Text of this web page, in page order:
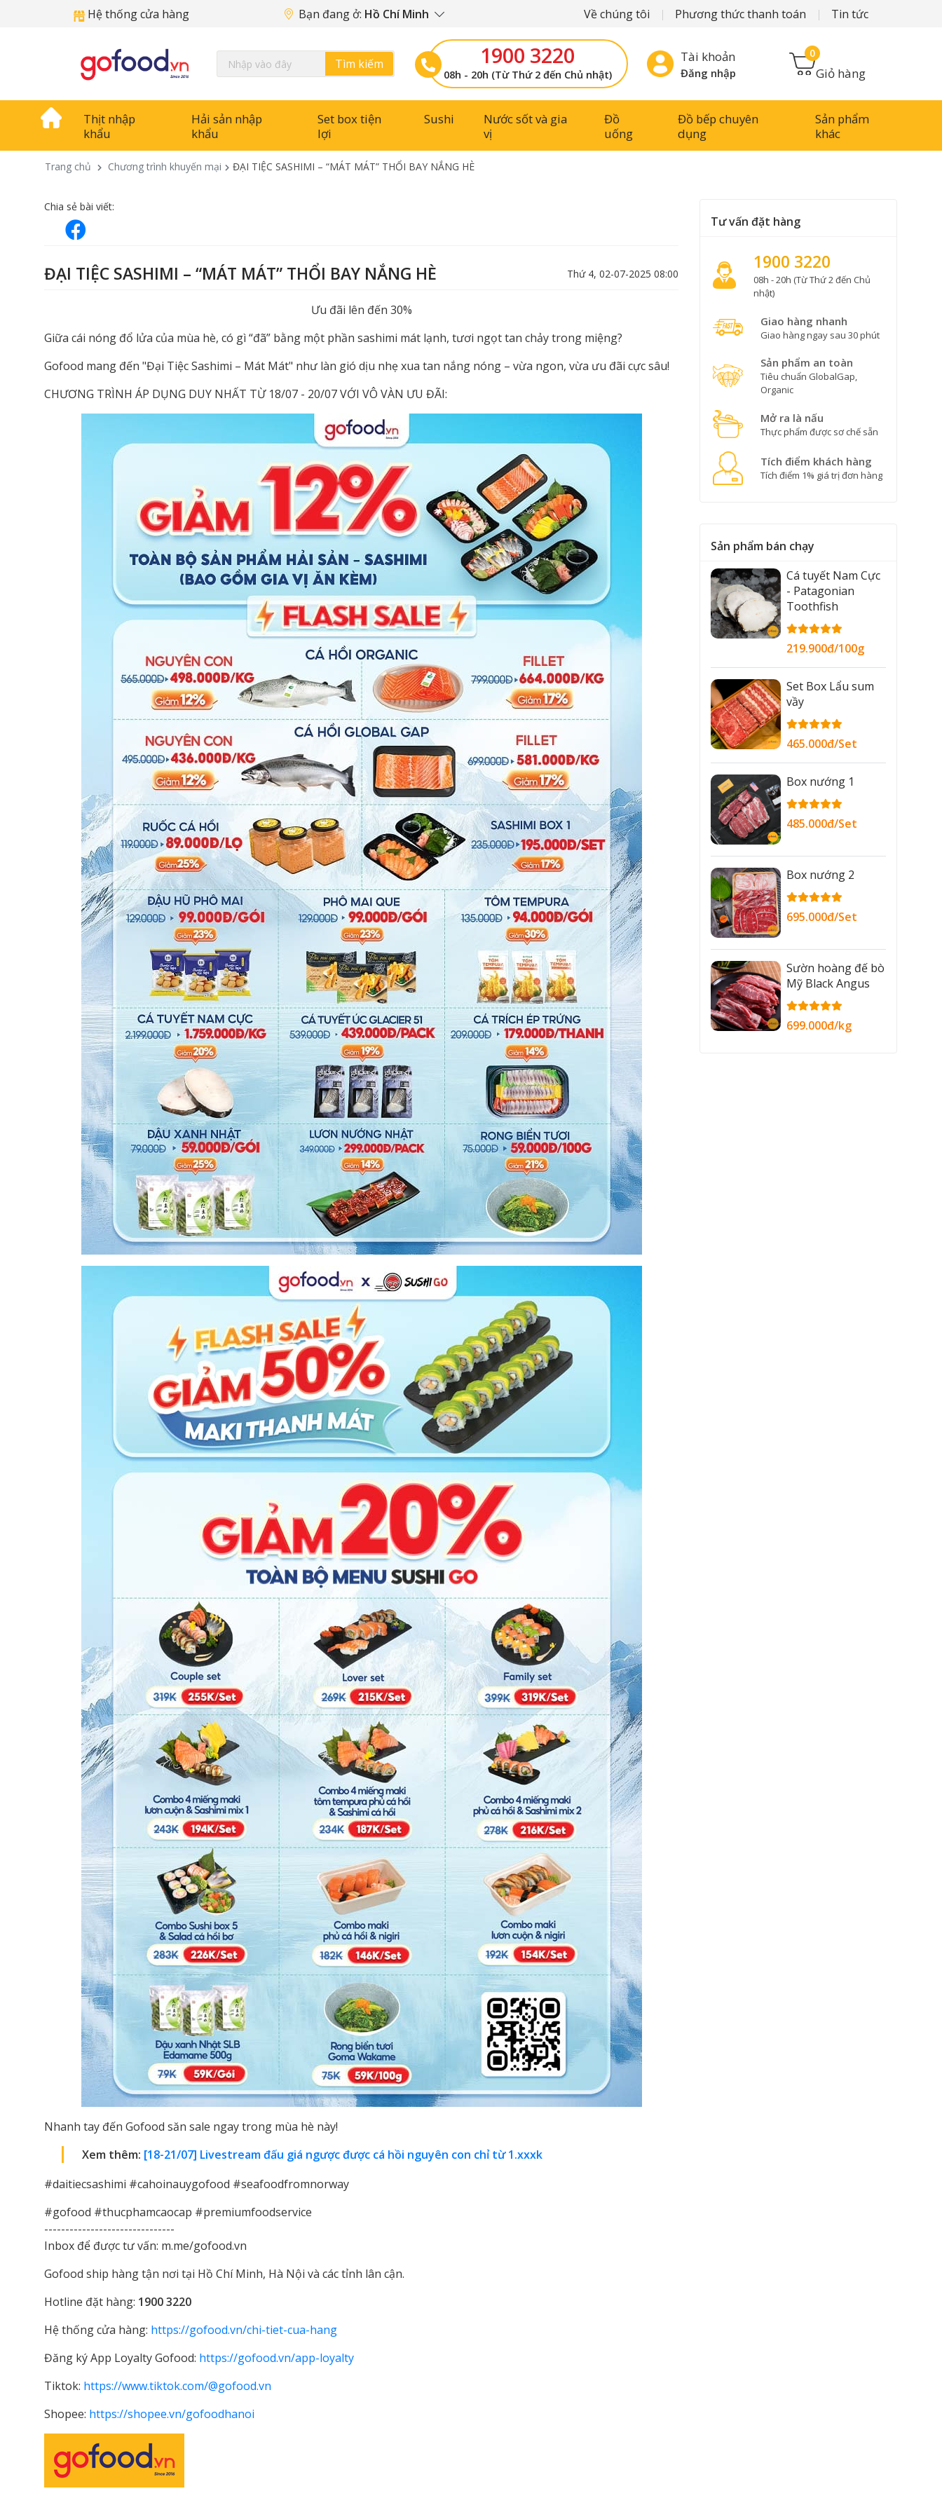
Hệ thống cửa hàng Bạn đang ở: Hồ Chí Minh Về chúng tôi Phương thức thanh toán Tin tức
Tìm kiếm 1900 3220
08h - 20h (Từ Thứ 2 đến Chủ nhật)
Tài khoản
Đăng nhập Giỏ hàng
0
Thịt nhập
khẩu
Hải sản nhập
khẩu
Set box tiện
lợi
Sushi
Nước sốt và gia
vị
Đồ
uống
Đồ bếp chuyên
dụng
Sản phẩm
khác
Trang chủ Chương trình khuyến mại ĐẠI TIỆC SASHIMI – “MÁT MÁT” THỔI BAY NẮNG HÈ
Chia sẻ bài viết:
ĐẠI TIỆC SASHIMI – “MÁT MÁT” THỔI BAY NẮNG HÈ Thứ 4, 02-07-2025 08:00
Ưu đãi lên đến 30%
Giữa cái nóng đổ lửa của mùa hè, có gì “đã” bằng một phần sashimi mát lạnh, tươi ngọt tan chảy trong miệng?
Gofood mang đến "Đại Tiệc Sashimi – Mát Mát" như làn gió dịu nhẹ xua tan nắng nóng – vừa ngon, vừa ưu đãi cực sâu!
CHƯƠNG TRÌNH ÁP DỤNG DUY NHẤT TỪ 18/07 - 20/07 VỚI VÔ VÀN ƯU ĐÃI:
Nhanh tay đến Gofood săn sale ngay trong mùa hè này!
Xem thêm: [18-21/07] Livestream đấu giá ngược được cá hồi nguyên con chỉ từ 1.xxxk
#daitiecsashimi #cahoinauygofood #seafoodfromnorway
#gofood #thucphamcaocap #premiumfoodservice
-------------------------------
Inbox để được tư vấn: m.me/gofood.vn
Gofood ship hàng tận nơi tại Hồ Chí Minh, Hà Nội và các tỉnh lân cận.
Hotline đặt hàng: 1900 3220
Hệ thống cửa hàng: https://gofood.vn/chi-tiet-cua-hang
Đăng ký App Loyalty Gofood: https://gofood.vn/app-loyalty
Tiktok: https://www.tiktok.com/@gofood.vn
Shopee: https://shopee.vn/gofoodhanoi
Tư vấn đặt hàng
1900 3220
08h - 20h (Từ Thứ 2 đến Chủ
nhật)
Giao hàng nhanh
Giao hàng ngay sau 30 phút
Sản phẩm an toàn
Tiêu chuẩn GlobalGap,
Organic
Mở ra là nấu
Thực phẩm được sơ chế sẵn
Tích điểm khách hàng
Tích điểm 1% giá trị đơn hàng
Sản phẩm bán chạy
Cá tuyết Nam Cực
- Patagonian
Toothfish
219.900đ/100g
Set Box Lẩu sum
vầy
465.000đ/Set
Box nướng 1
485.000đ/Set
Box nướng 2
695.000đ/Set
Sườn hoàng đế bò
Mỹ Black Angus
699.000đ/kg